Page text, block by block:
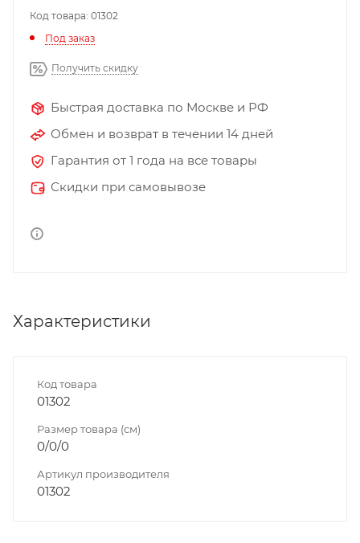
Код товара: 01302
Под заказ
Получить скидку
Быстрая доставка по Москве и РФ
Обмен и возврат в течении 14 дней
Гарантия от 1 года на все товары
Скидки при самовывозе
Характеристики
Код товара
01302
Размер товара (см)
0/0/0
Артикул производителя
01302